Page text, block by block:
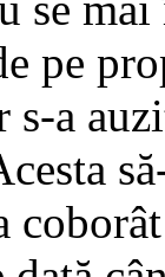
pe
a